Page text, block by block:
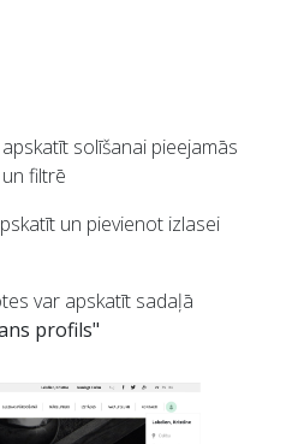
solīšanai pieejamās
filtrē
un pievienot izlasei
var apskatīt sadaļā
profils"